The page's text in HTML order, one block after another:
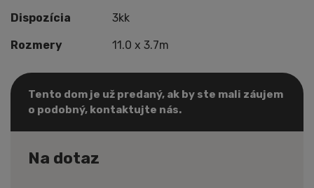
Dispozícia 3kk
Rozmery 11.0 x 3.7m
Tento dom je už predaný, ak by ste mali záujem
o podobný, kontaktujte nás.
Na dotaz